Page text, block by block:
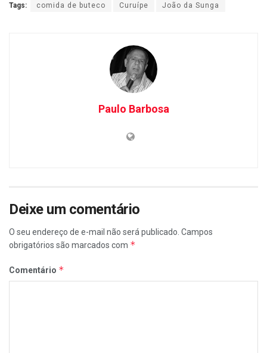
Tags: comida de buteco Curuípe João da Sunga
Paulo Barbosa
Deixe um comentário
O seu endereço de e-mail não será publicado. Campos
obrigatórios são marcados com *
Comentário *